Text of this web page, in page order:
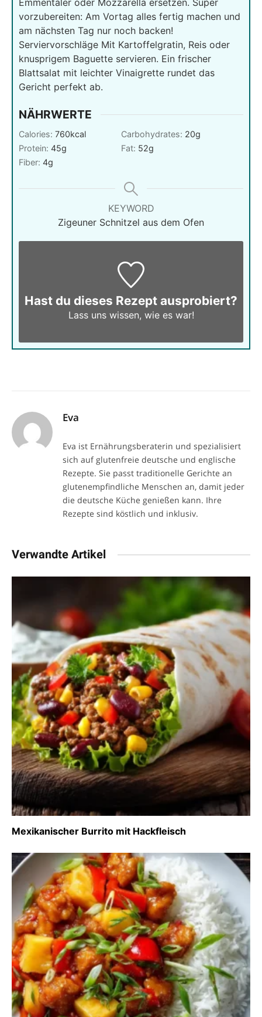
Emmentaler oder Mozzarella ersetzen. Super
vorzubereiten: Am Vortag alles fertig machen und
am nächsten Tag nur noch backen!
Serviervorschläge Mit Kartoffelgratin, Reis oder
knusprigem Baguette servieren. Ein frischer
Blattsalat mit leichter Vinaigrette rundet das
Gericht perfekt ab.
NÄHRWERTE
Calories: 760kcal Carbohydrates: 20g
Protein: 45g Fat: 52g
Fiber: 4g
KEYWORD
Zigeuner Schnitzel aus dem Ofen
Hast du dieses Rezept ausprobiert?
Lass uns wissen, wie es war!
Eva
Eva ist Ernährungsberaterin und spezialisiert
sich auf glutenfreie deutsche und englische
Rezepte. Sie passt traditionelle Gerichte an
glutenempfindliche Menschen an, damit jeder
die deutsche Küche genießen kann. Ihre
Rezepte sind köstlich und inklusiv.
Verwandte Artikel
Mexikanischer Burrito mit Hackfleisch